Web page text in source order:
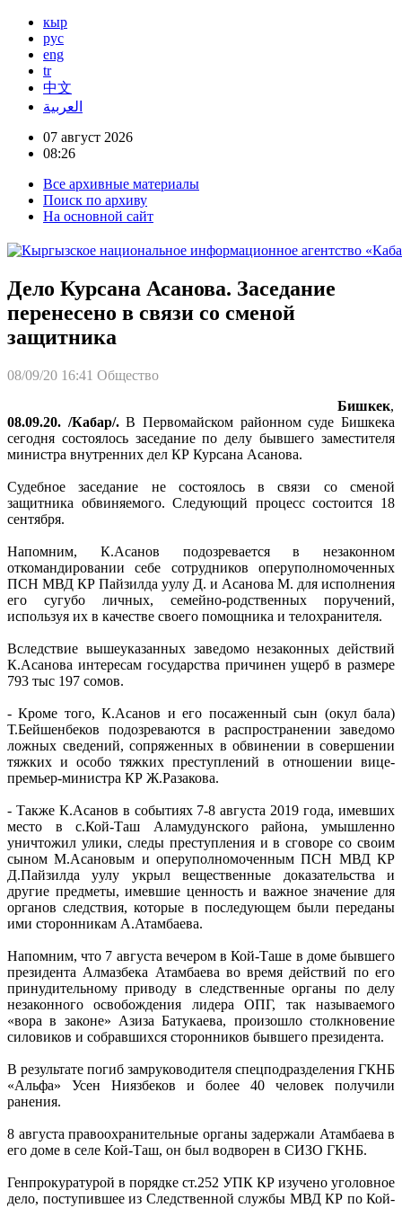
кыр
рус
eng
tr
中文
العربية
07 август 2026
08:26
Все архивные материалы
Поиск по архиву
На основной сайт
Дело Курсана Асанова. Заседание
перенесено в связи со сменой
защитника
08/09/20 16:41 Общество
Бишкек,
08.09.20. /Кабар/.В Первомайском районном суде Бишкека
сегодня состоялось заседание по делу бывшего заместителя
министра внутренних дел КР Курсана Асанова.
Судебное заседание не состоялось в связи со сменой
защитника обвиняемого. Следующий процесс состоится 18
сентября.
Напомним, К.Асанов подозревается в незаконном
откомандировании себе сотрудников оперуполномоченных
ПСН МВД КР Пайзилда уулу Д. и Асанова М. для исполнения
его сугубо личных, семейно-родственных поручений,
используя их в качестве своего помощника и телохранителя.
Вследствие вышеуказанных заведомо незаконных действий
К.Асанова интересам государства причинен ущерб в размере
793 тыс 197 сомов.
- Кроме того, К.Асанов и его посаженный сын (окул бала)
Т.Бейшенбеков подозреваются в распространении заведомо
ложных сведений, сопряженных в обвинении в совершении
тяжких и особо тяжких преступлений в отношении вице-
премьер-министра КР Ж.Разакова.
- Также К.Асанов в событиях 7-8 августа 2019 года, имевших
место в с.Кой-Таш Аламудунского района, умышленно
уничтожил улики, следы преступления и в сговоре со своим
сыном М.Асановым и оперуполномоченным ПСН МВД КР
Д.Пайзилда уулу укрыл вещественные доказательства и
другие предметы, имевшие ценность и важное значение для
органов следствия, которые в последующем были переданы
ими сторонникам А.Атамбаева.
Напомним, что 7 августа вечером в Кой-Таше в доме бывшего
президента Алмазбека Атамбаева во время действий по его
принудительному приводу в следственные органы по делу
незаконного освобождения лидера ОПГ, так называемого
«вора в законе» Азиза Батукаева, произошло столкновение
силовиков и собравшихся сторонников бывшего президента.
В результате погиб замруководителя спецподразделения ГКНБ
«Альфа» Усен Ниязбеков и более 40 человек получили
ранения.
8 августа правоохранительные органы задержали Атамбаева в
его доме в селе Кой-Таш, он был водворен в СИЗО ГКНБ.
Генпрокуратурой в порядке ст.252 УПК КР изучено уголовное
дело, поступившее из Следственной службы МВД КР по Кой-